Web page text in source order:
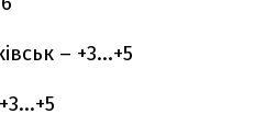
– +3…+5